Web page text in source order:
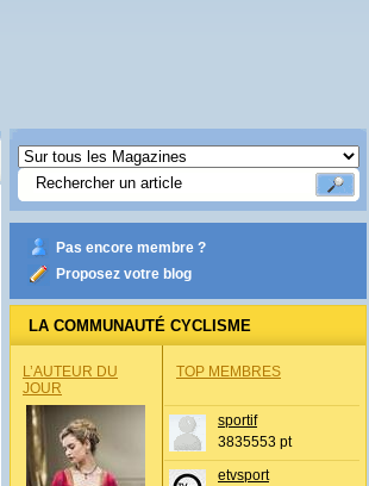
Pas encore membre ?
Proposez votre blog
LA COMMUNAUTÉ CYCLISME
L’AUTEUR DU
JOUR
TOP MEMBRES
sportif
3835553 pt
etvsport